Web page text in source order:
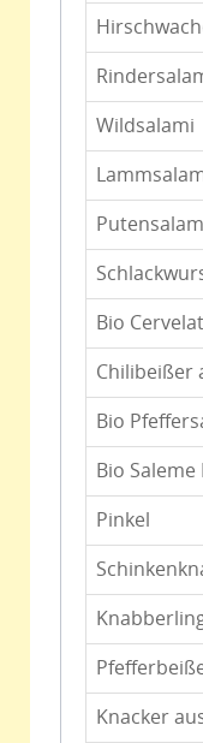
Wildsalami
Bio
Chilibeißer
Bio
Bio
Pinkel
Knacker